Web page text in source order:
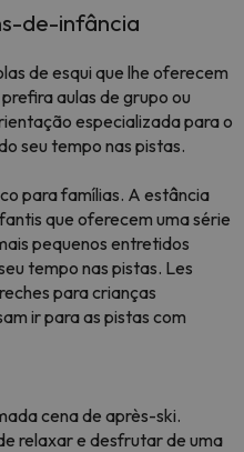
de-infância
de esqui que lhe oferecem
aulas de grupo ou
especializada para o
seu tempo nas pistas.
para famílias. A estância
que oferecem uma série
pequenos entretidos
tempo nas pistas. Les
para crianças
ir para as pistas com
cena de après-ski.
relaxar e desfrutar de uma